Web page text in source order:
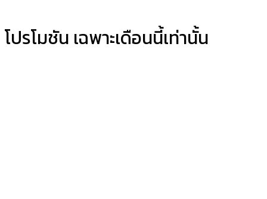
โปรโมชัน เฉพาะเดือนนี้เท่านั้น